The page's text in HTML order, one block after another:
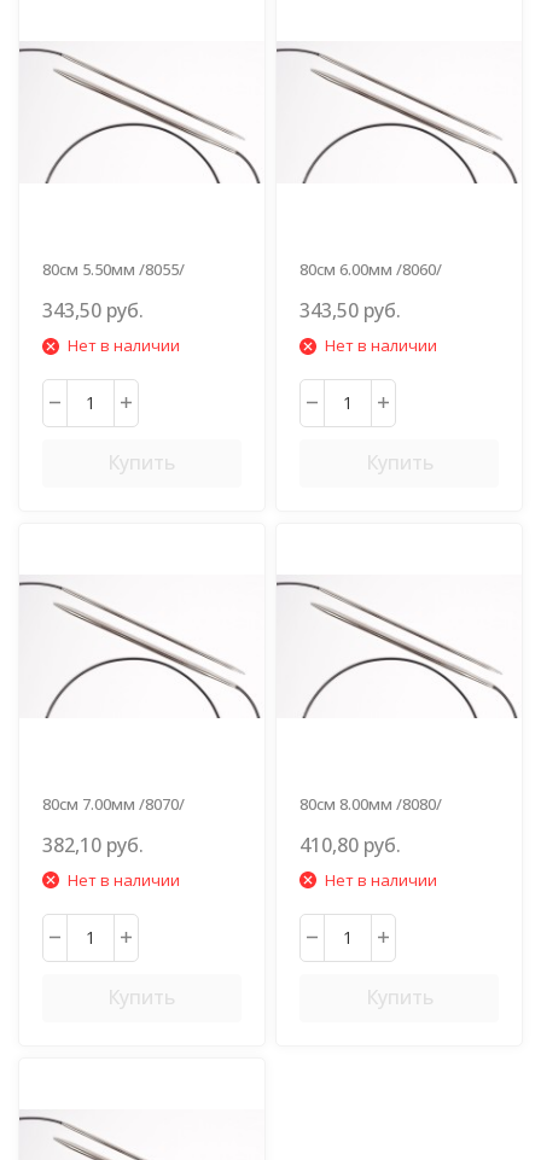
80см 5.50мм /8055/
343,50 руб.
Нет в наличии
Купить
80см 6.00мм /8060/
343,50 руб.
Нет в наличии
Купить
80см 7.00мм /8070/
382,10 руб.
Нет в наличии
Купить
80см 8.00мм /8080/
410,80 руб.
Нет в наличии
Купить